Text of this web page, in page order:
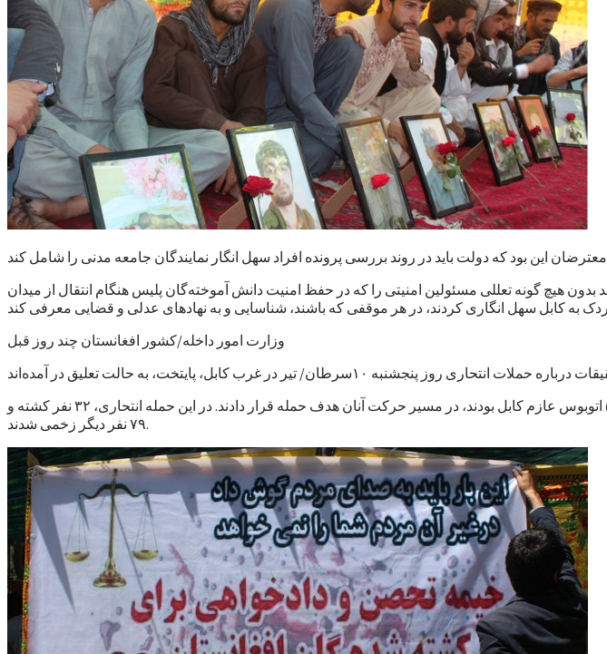
این بود که دولت باید در روند بررسی پرونده افراد سهل انگار نمایندگان جامعه مدنی را شامل کند
هیچ گونه تعللی مسئولین امنیتی را که در حفظ امنیت دانش آموخته‌گان پلیس هنگام انتقال از میدان
وزارت امور داخله/کشور افغانستان چند روز قبل
در این حمله، دو حمله کننده انتحاری نیروهای پلیس را که از مرکز آموزش پلیس در ولایت میدان‌وردک با ۵ اتوبوس عازم کابل بودند، در مسیر حرکت آنان هدف حمله قرار دادند. در این حمله انتحاری، ۳۲ نفر کشته و
۷۹ نفر دیگر زخمی شدند.